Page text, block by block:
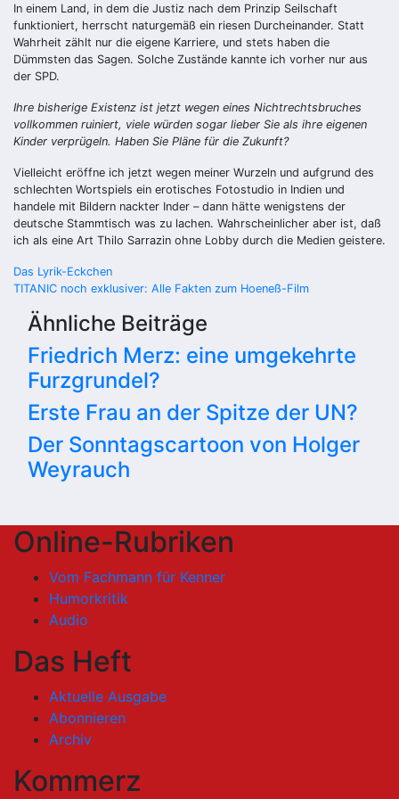
In einem Land, in dem die Justiz nach dem Prinzip Seilschaft
funktioniert, herrscht naturgemäß ein riesen Durcheinander. Statt
Wahrheit zählt nur die eigene Karriere, und stets haben die
Dümmsten das Sagen. Solche Zustände kannte ich vorher nur aus
der SPD.
Ihre bisherige Existenz ist jetzt wegen eines Nichtrechtsbruches
vollkommen ruiniert, viele würden sogar lieber Sie als ihre eigenen
Kinder verprügeln. Haben Sie Pläne für die Zukunft?
Vielleicht eröffne ich jetzt wegen meiner Wurzeln und aufgrund des
schlechten Wortspiels ein erotisches Fotostudio in Indien und
handele mit Bildern nackter Inder – dann hätte wenigstens der
deutsche Stammtisch was zu lachen. Wahrscheinlicher aber ist, daß
ich als eine Art Thilo Sarrazin ohne Lobby durch die Medien geistere.
Beitragsnavigation
Das Lyrik-Eckchen
TITANIC noch exklusiver: Alle Fakten zum Hoeneß-Film
Ähnliche Beiträge
Friedrich Merz: eine umgekehrte
Furzgrundel?
Erste Frau an der Spitze der UN?
Der Sonntagscartoon von Holger
Weyrauch
Online-Rubriken
Vom Fachmann für Kenner
Humorkritik
Audio
Das Heft
Aktuelle Ausgabe
Abonnieren
Archiv
Kommerz